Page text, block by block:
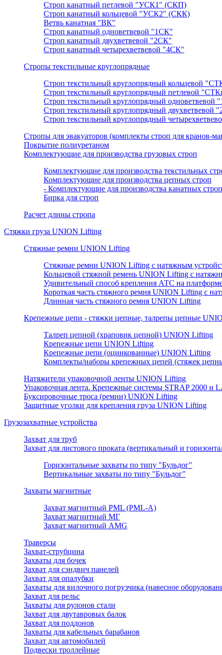
Строп канатный петлевой "УСК1" (СКП)
Строп канатный кольцевой "УСК2" (СКК)
Ветвь канатная "ВК"
Строп канатный одноветвевой "1СК"
Строп канатный двухветвевой "2СК"
Строп канатный четырехветвевой "4СК"
Стропы текстильные круглопрядные
Строп текстильный круглопрядный кольцевой
Строп текстильный круглопрядный петлевой
Строп текстильный круглопрядный одноветвевой
Строп текстильный круглопрядный двухветвевой
Строп текстильный круглопрядный
Cтропы для эвакуаторов (комплекты строп для кранов-
Покрытие полиуретаном
Комплектующие для производства грузовых строп
Комплектующие для производства текстильных
Комплектующие для производства цепных строп
- Комплектующие для производства канатных
Бирка для строп
Расчет длины стропа
Стяжки груза UNION Lifting
Стяжные ремни UNION Lifting
Стяжные ремни UNION Lifting с натяжным
Кольцевой стяжной ремень UNION Lifting с
Удивительный способ крепления АТС на
Короткая часть стяжного ремня UNION Lifting с
Длинная часть стяжного ремня UNION Lifting
Крепежные цепи - стяжки цепные, талрепы цепные
Талреп цепной (храповик цепной) UNION Lifting
Крепежные цепи UNION Lifting
Крепежные цепи (оцинкованные) UNION Lifting
Комплекты/наборы крепежных цепей (стяжек
Натяжители упаковочной ленты UNION Lifting
Упаковочная лента. Крепежные системы STRAP 2000 и
Буксировочные троса (ремни) UNION Lifting
Защитные уголки для крепления груза UNION Lifting
Грузозахватные устройства
Захват для труб
Захват для листового проката (вертикальный и
Горизонтальные захваты по типу "Бульдог"
Вертикальные захваты по типу "Бульдог"
Захваты магнитные
Захват магнитный PML (PML-A)
Захват магнитный МГ
Захват магнитный AMG
Траверсы
Захват-струбцина
Захваты для бочек
Захват для сэндвич панелей
Захват для опалубки
Захваты для вилочного погрузчика (навесное
Захват для рельс
Захваты для рулонов стали
Захват для двутавровых балок
Захват для поддонов
Захваты для кабельных барабанов
Захват для автомобилей
Подвески троллейные